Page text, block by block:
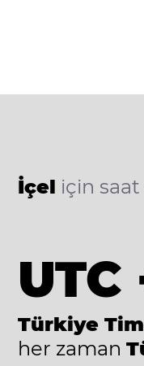
İçel için
UTC
Türkiye
her zaman